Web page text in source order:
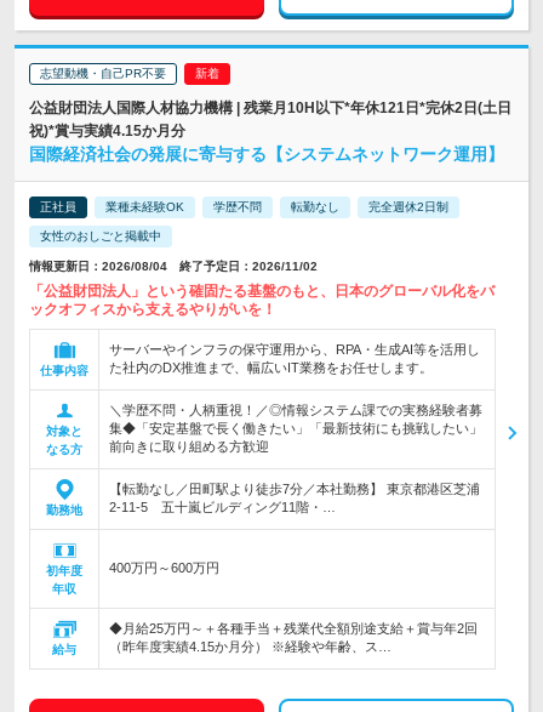
志望動機・自己PR不要
公益財団法人国際人材協力機構 | 残業月10H以下*年休121日*完休2日(土日
祝)*賞与実績4.15か月分
国際経済社会の発展に寄与する【システムネットワーク運用】
正社員 業種未経験OK 学歴不問 転勤なし 完全週休2日制
女性のおしごと掲載中
情報更新日：2026/08/04 終了予定日：2026/11/02
「公益財団法人」という確固たる基盤のもと、日本のグローバル化をバ
ックオフィスから支えるやりがいを！
仕事内容
サーバーやインフラの保守運用から、RPA・生成AI等を活用し
た社内のDX推進まで、幅広いIT業務をお任せします。
対象と
なる方
＼学歴不問・人柄重視！／◎情報システム課での実務経験者募
集◆「安定基盤で長く働きたい」「最新技術にも挑戦したい」
前向きに取り組める方歓迎
勤務地
【転勤なし／田町駅より徒歩7分／本社勤務】 東京都港区芝浦
2-11-5 五十嵐ビルディング11階・…
初年度
年収
400万円～600万円
給与
◆月給25万円～＋各種手当＋残業代全額別途支給＋賞与年2回
（昨年度実績4.15か月分） ※経験や年齢、ス…